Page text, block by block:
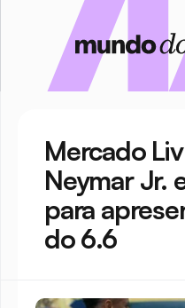
Mercado
Neymar Jr.
para
do 6.6